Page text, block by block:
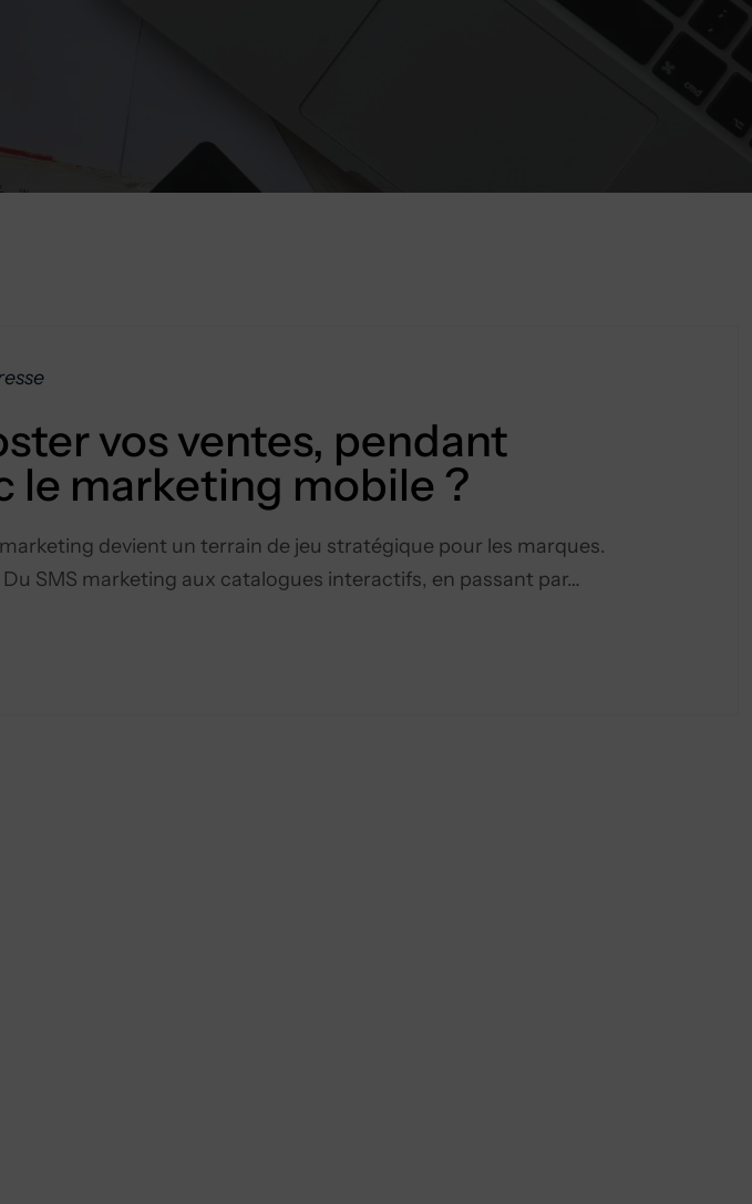
vos ventes, pendant
le marketing mobile ?
devient un terrain de jeu stratégique pour les marques.
SMS marketing aux catalogues interactifs, en passant par…